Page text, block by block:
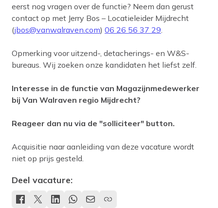
eerst nog vragen over de functie? Neem dan gerust
contact op met Jerry Bos – Locatieleider Mijdrecht
(jbos@vanwalraven.com) 06 26 56 37 29
Opmerking voor uitzend-, detacherings- en W&S-
bureaus. Wij zoeken onze kandidaten het liefst zelf.
Interesse in de functie van Magazijnmedewerker
bij Van Walraven regio Mijdrecht?
Reageer dan nu via de "solliciteer" button.
Acquisitie naar aanleiding van deze vacature wordt
niet op prijs gesteld.
Deel vacature: